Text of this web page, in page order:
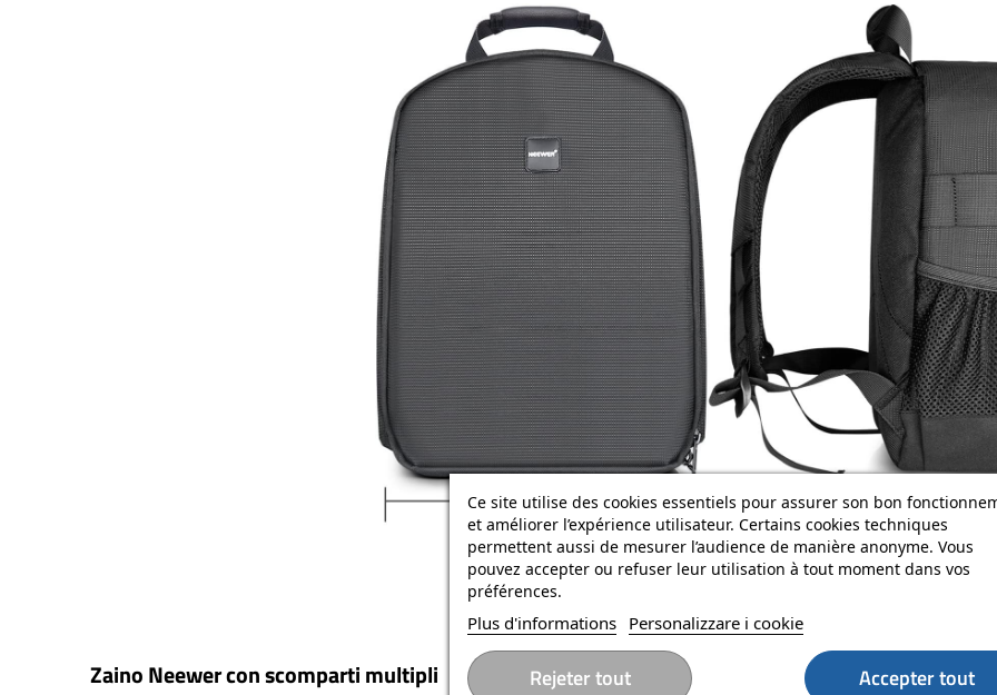
Ce site utilise des cookies essentiels pour assurer son bon
et améliorer l’expérience utilisateur. Certains cookies techniques
permettent aussi de mesurer l’audience de manière anonyme. Vous
pouvez accepter ou refuser leur utilisation à tout moment dans vos
préférences.
Plus d'informations Personalizzare i cookie
Rejeter tout Accepter tout
Domande? Contattaci
Zaino Neewer con scomparti multipli